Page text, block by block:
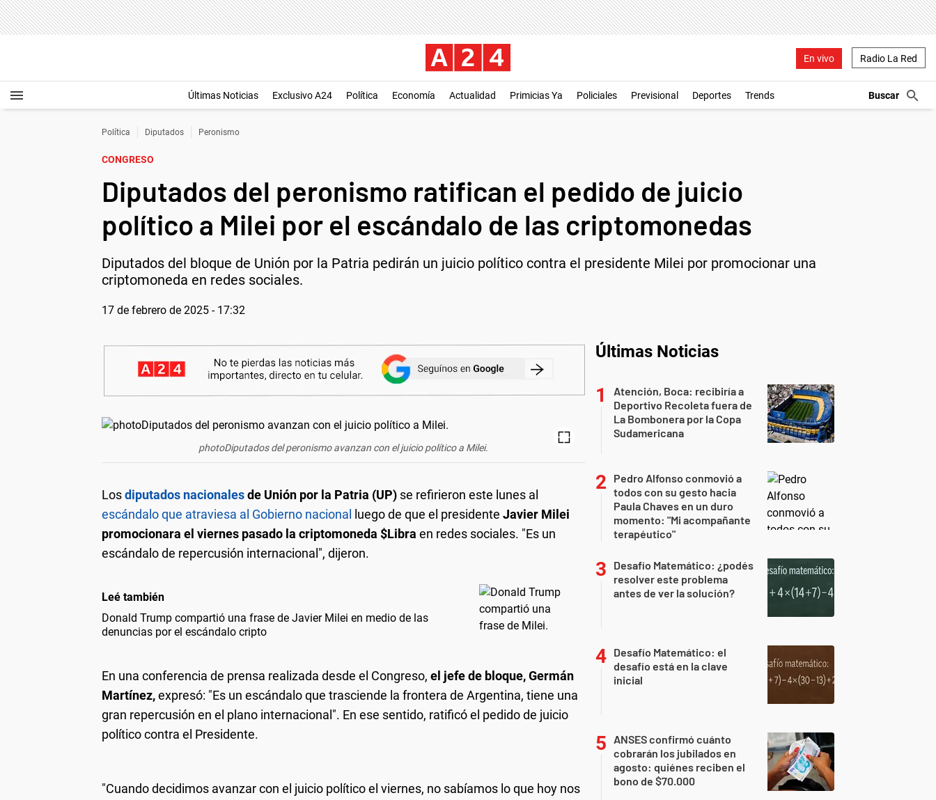
En vivo Radio La Red
Últimas Noticias Exclusivo A24 Política Economía Actualidad Primicias Ya Policiales Previsional Deportes Trends
Política Diputados Peronismo
CONGRESO
Diputados del peronismo ratifican el pedido de juicio
político a Milei por el escándalo de las criptomonedas
Diputados del bloque de Unión por la Patria pedirán un juicio político contra el presidente Milei por promocionar una
criptomoneda en redes sociales.
17 de febrero de 2025 - 17:32
photoDiputados del peronismo avanzan con el juicio político a Milei.
Losdiputados nacionalesde Unión por la Patria (UP) se refirieron este lunes al
escándalo que atraviesa al Gobierno nacional luego de que el presidente Javier Milei
promocionara el viernes pasado la criptomoneda $Libra en redes sociales. "Es un
escándalo de repercusión internacional", dijeron.
Leé también
Donald Trump compartió una frase de Javier Milei en medio de las
denuncias por el escándalo cripto
En una conferencia de prensa realizada desde el Congreso, el jefe de bloque, Germán
Martínez,expresó: "Es un escándalo que trasciende la frontera de Argentina, tiene una
gran repercusión en el plano internacional". En ese sentido, ratificó el pedido de juicio
político contra el Presidente.
"Cuando decidimos avanzar con el juicio político el viernes, no sabíamos lo que hoy nos
Últimas Noticias
Atención, Boca: recibiría a
Deportivo Recoleta fuera de
La Bombonera por la Copa
Sudamericana
Pedro Alfonso conmovió a
todos con su gesto hacia
Paula Chaves en un duro
momento: "Mi acompañante
terapéutico"
Desafío Matemático: ¿podés
resolver este problema
antes de ver la solución?
Desafío Matemático: el
desafío está en la clave
inicial
ANSES confirmó cuánto
cobrarán los jubilados en
agosto: quiénes reciben el
bono de $70.000